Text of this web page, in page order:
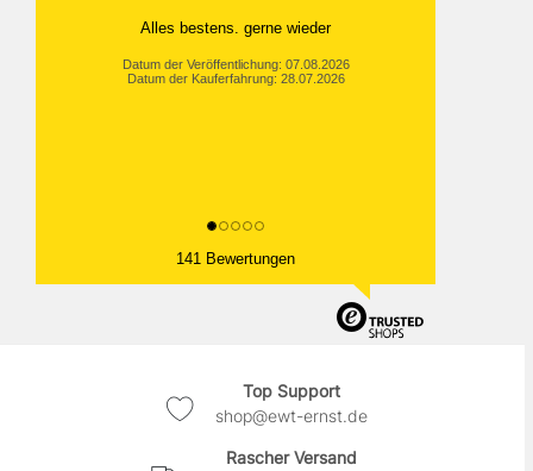
Alles bestens. gerne wieder
Datum der Veröffentlichung: 07.08.2026
Datum der Kauferfahrung: 28.07.2026
141 Bewertungen
Top Support
shop@ewt-ernst.de
Rascher Versand